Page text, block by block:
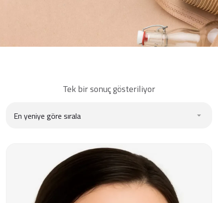
Tek bir sonuç gösteriliyor